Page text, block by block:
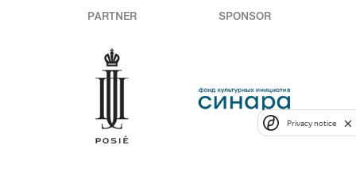
PARTNER SPONSOR
Privacy notice